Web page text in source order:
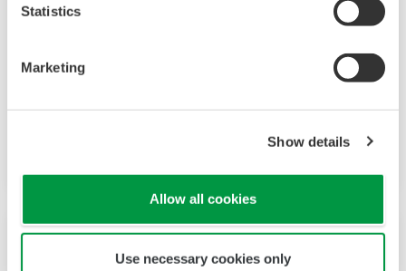
Statistics
Marketing
Show details
Allow all cookies
Use necessary cookies only
Yokogawa는 오늘날의 식음료 기업들이 기후 변화,
없는 도전에 직면해 있다는 것을 알고 있습니다.